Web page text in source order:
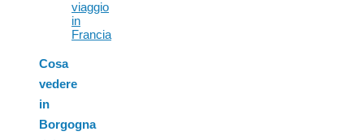
viaggio
in
Francia
Cosa
vedere
in
Borgogna